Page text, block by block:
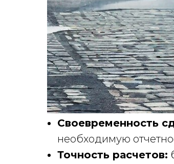
Своевременность
необходимую
Точность расчетов: